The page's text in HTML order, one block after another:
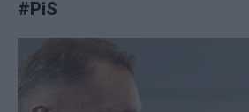
#PiS